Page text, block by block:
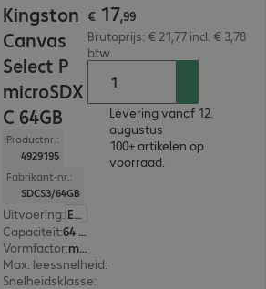
Kingston
Canvas
Select P
microSDX
C 64GB
Productnr.:
4929195
Fabrikant-nr.:
SDCS3/64GB
Uitvoering: Europa
Capaciteit:
64 GB
Vormfactor:
microSDXC
Max. leessnelheid:
Snelheidsklasse:
€ 17,99
Brutoprijs: € 21,77 incl. € 3,78
btw
Levering vanaf 12.
augustus
100+ artikelen op
voorraad.